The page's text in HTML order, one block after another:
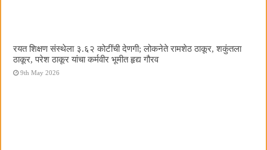
रयत शिक्षण संस्थेला ३.६२ कोटींची देणगी; लोकनेते रामशेठ ठाकूर, शकुंतला
ठाकूर, परेश ठाकूर यांचा कर्मवीर भूमीत हृद्य गौरव
9th May 2026